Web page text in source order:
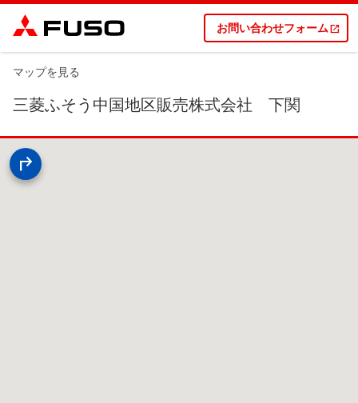
お問い合わせフォーム
マップを見る
三菱ふそう中国地区販売株式会社 下関